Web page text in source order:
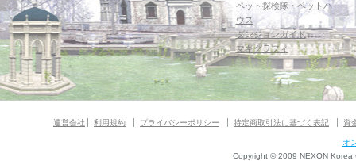
ペット探検隊・ペットハ
ウス
ダンジョンガイド
マギグラフィ
運営会社 利用規約 プライバシーポリシー 特定商取引法に基づく表記 資
オ
Copyright © 2009 NEXON Korea